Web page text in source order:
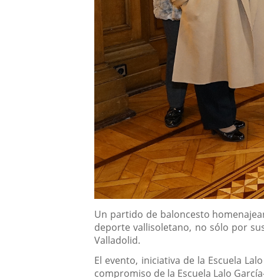
Descripción
Un partido de baloncesto
deporte vallisoletano, no sólo por
Valladolid.
El evento, iniciativa de la Escuela
compromiso de la Escuela Lalo